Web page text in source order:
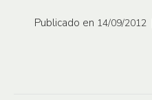
Publicado en 14/09/2012